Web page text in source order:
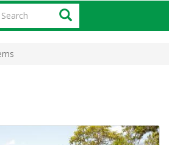
Search